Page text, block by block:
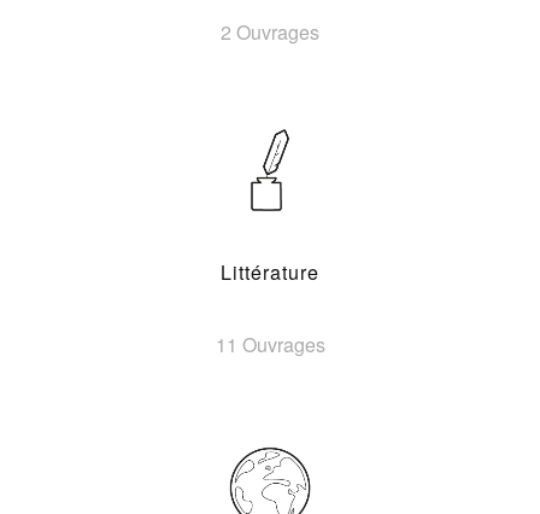
2 Ouvrages
Littérature
11 Ouvrages